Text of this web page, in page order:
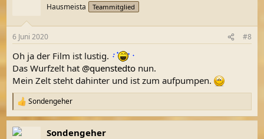
e
:
Hausmeista Teammitglied
6 Juni 2020 #8
Oh ja der Film ist lustig.
Das Wurfzelt hat @quenstedto nun.
Mein Zelt steht dahinter und ist zum aufpumpen.
R
e
a
k
Sondengeher
Sondengeher